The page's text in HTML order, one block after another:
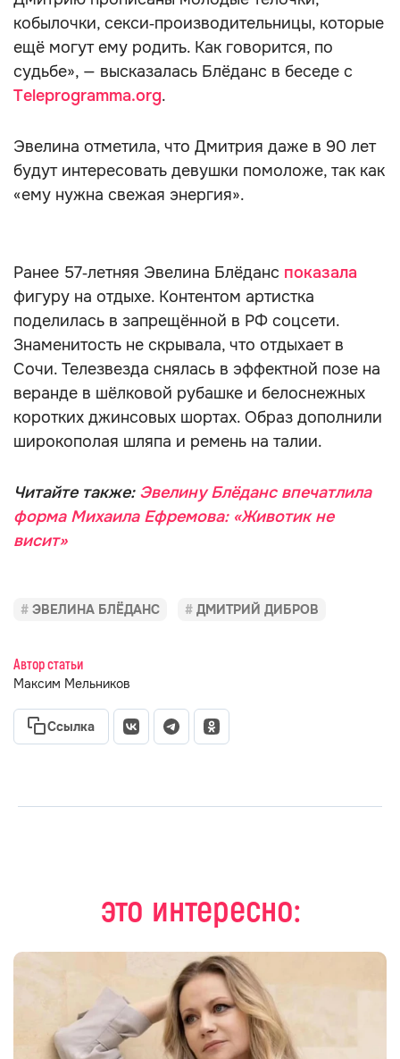
кобылочки, секси‑производительницы, которые
ещё могут ему родить. Как говорится, по
судьбе», — высказалась Блёданс в беседе с
Teleprogramma.org.
Эвелина отметила, что Дмитрия даже в 90 лет
будут интересовать девушки помоложе, так как
«ему нужна свежая энергия».
Ранее 57‑летняя Эвелина Блёданс показала
фигуру на отдыхе. Контентом артистка
поделилась в запрещённой в РФ соцсети.
Знаменитость не скрывала, что отдыхает в
Сочи. Телезвезда снялась в эффектной позе на
веранде в шёлковой рубашке и белоснежных
коротких джинсовых шортах. Образ дополнили
широкополая шляпа и ремень на талии.
Читайте также: Эвелину Блёданс впечатлила
форма Михаила Ефремова: «Животик не
висит»
ЭВЕЛИНА БЛЁДАНС ДМИТРИЙ ДИБРОВ
Автор статьи
Максим Мельников
Ссылка
это интересно: